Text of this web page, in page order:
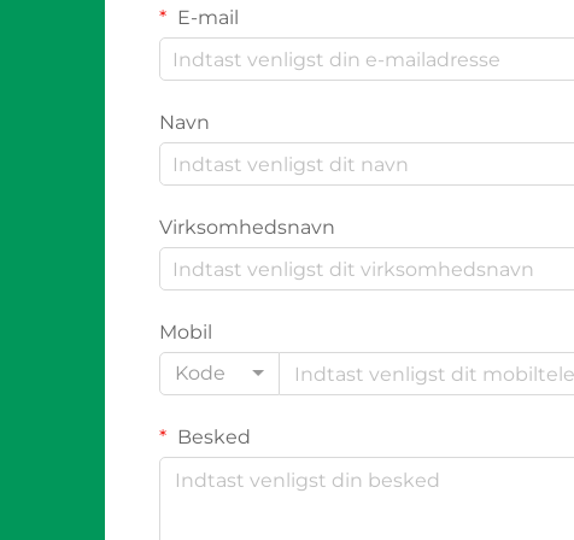
E-mail
Navn
Virksomhedsnavn
Mobil
Kode
Besked